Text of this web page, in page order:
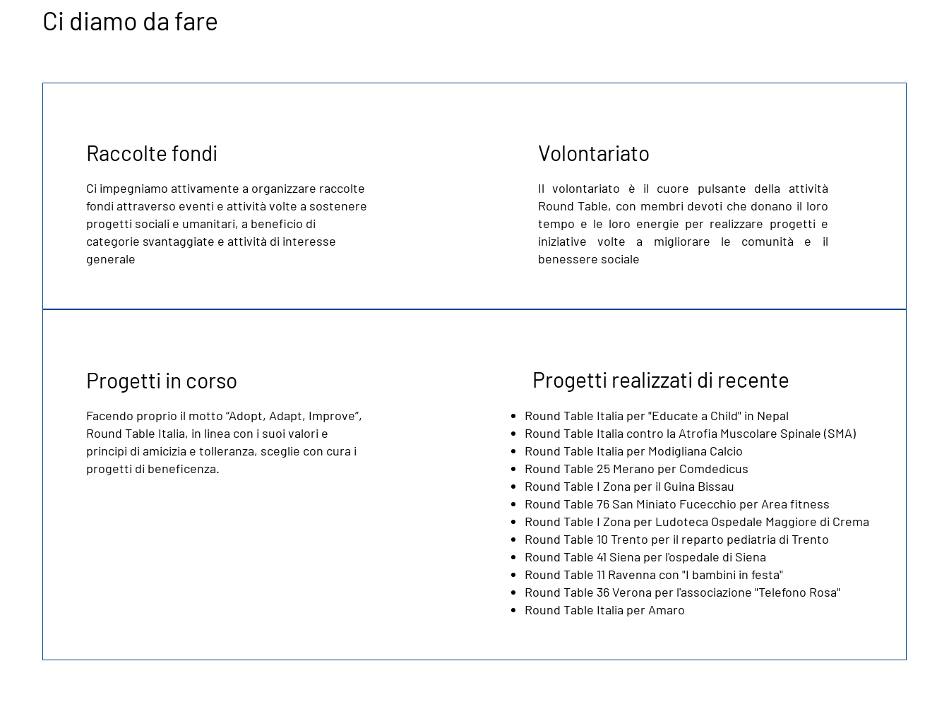
Ci diamo da fare
Raccolte fondi
Ci impegniamo attivamente a organizzare raccolte
fondi attraverso eventi e attività volte a sostenere
progetti sociali e umanitari, a beneficio di
categorie svantaggiate e attività di interesse
generale
Volontariato
Il volontariato è il cuore pulsante della attività
Round Table, con membri devoti che donano il loro
tempo e le loro energie per realizzare progetti e
iniziative volte a migliorare le comunità e il
benessere sociale
Progetti in corso
Facendo proprio il motto “Adopt, Adapt, Improve”,
Round Table Italia, in linea con i suoi valori e
principi di amicizia e tolleranza, sceglie con cura i
progetti di beneficenza.
Progetti realizzati di recente
Round Table Italia per "Educate a Child" in Nepal
Round Table Italia contro la Atrofia Muscolare Spinale (SMA)
Round Table Italia per Modigliana Calcio
Round Table 25 Merano per Comdedicus
Round Table I Zona per il Guina Bissau
Round Table 76 San Miniato Fucecchio per Area fitness
Round Table I Zona per Ludoteca Ospedale Maggiore di Crema
Round Table 10 Trento per il reparto pediatria di Trento
Round Table 41 Siena per l'ospedale di Siena
Round Table 11 Ravenna con "I bambini in festa"
Round Table 36 Verona per l'associazione "Telefono Rosa"
Round Table Italia per Amaro